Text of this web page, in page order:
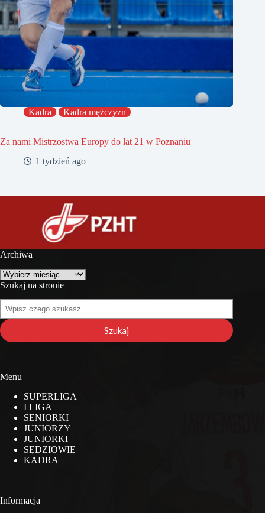
Kadra Kadra mężczyzn
Za nami Mistrzostwa Europy do lat 21 w Poznaniu
1 tydzień ago
Archiwa
Archiwa
Szukaj na stronie
Szukaj
na
stronie
Szukaj
Menu
SUPERLIGA
I LIGA
SENIORKI
JUNIORZY
JUNIORKI
SĘDZIOWIE
KADRA
Informacja